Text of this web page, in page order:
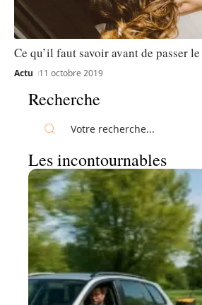
Ce qu’il faut savoir avant de passer
Actu 11 octobre 2019
Recherche
Les incontournables